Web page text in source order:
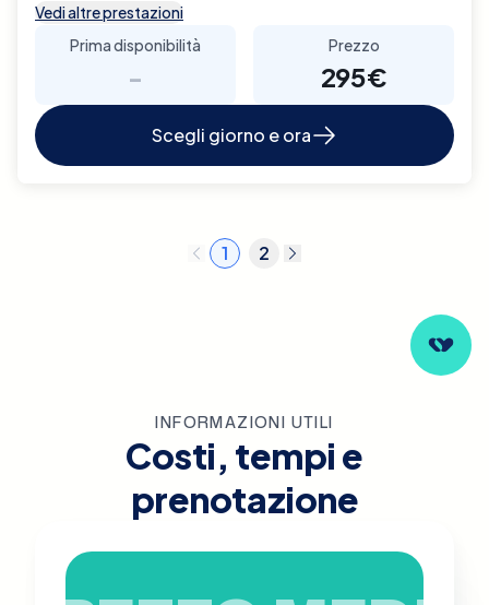
Vedi altre prestazioni
Prima disponibilità
-
Prezzo
295€
Scegli giorno e ora
1 2
INFORMAZIONI UTILI
Costi, tempi e
prenotazione